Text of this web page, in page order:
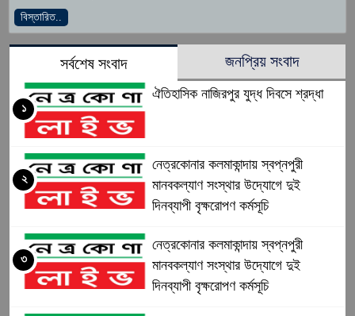
বিস্তারিত..
সর্বশেষ সংবাদ জনপ্রিয় সংবাদ
ঐতিহাসিক নাজিরপুর যুদ্ধ দিবসে শ্রদ্ধা
১
নেত্রকোনার কলমাকান্দায় স্বপ্নপুরী
মানবকল্যাণ সংস্থার উদ্যোগে দুই
দিনব্যাপী বৃক্ষরোপণ কর্মসূচি
২
নেত্রকোনার কলমাকান্দায় স্বপ্নপুরী
মানবকল্যাণ সংস্থার উদ্যোগে দুই
দিনব্যাপী বৃক্ষরোপণ কর্মসূচি
৩